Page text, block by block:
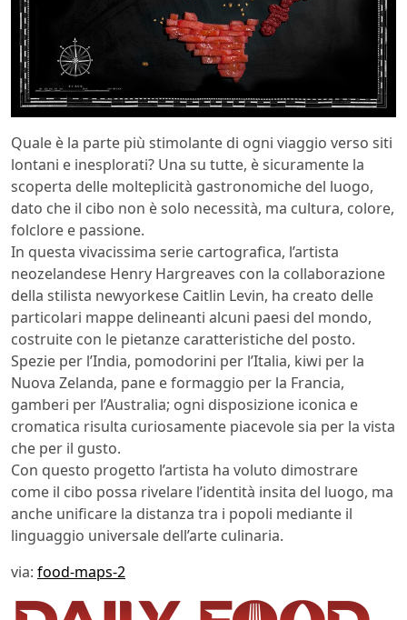
Quale è la parte più stimolante di ogni viaggio verso siti
lontani e inesplorati? Una su tutte, è sicuramente la
scoperta delle molteplicità gastronomiche del luogo,
dato che il cibo non è solo necessità, ma cultura, colore,
folclore e passione.
In questa vivacissima serie cartografica, l’artista
neozelandese Henry Hargreaves con la collaborazione
della stilista newyorkese Caitlin Levin, ha creato delle
particolari mappe delineanti alcuni paesi del mondo,
costruite con le pietanze caratteristiche del posto.
Spezie per l’India, pomodorini per l’Italia, kiwi per la
Nuova Zelanda, pane e formaggio per la Francia,
gamberi per l’Australia; ogni disposizione iconica e
cromatica risulta curiosamente piacevole sia per la vista
che per il gusto.
Con questo progetto l’artista ha voluto dimostrare
come il cibo possa rivelare l’identità insita del luogo, ma
anche unificare la distanza tra i popoli mediante il
linguaggio universale dell’arte culinaria.
via: food-maps-2